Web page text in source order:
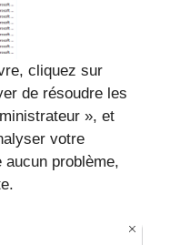
cliquez sur
de résoudre les
», et
votre
aucun problème,